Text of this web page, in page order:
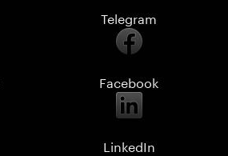
Telegram
Facebook
LinkedIn